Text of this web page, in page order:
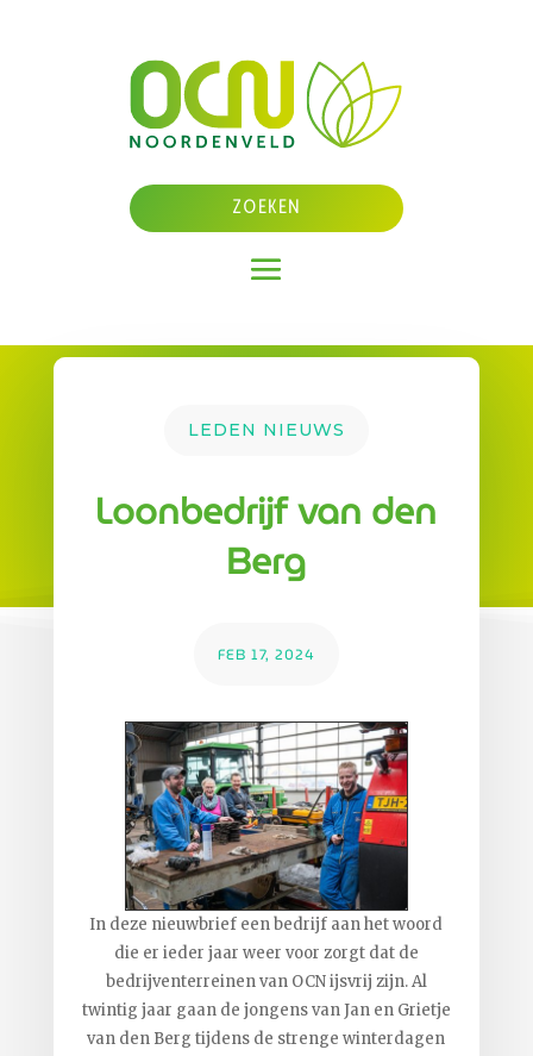
LEDEN NIEUWS
Loonbedrijf van den
Berg
FEB 17, 2024
In deze nieuwbrief een bedrijf aan het woord
die er ieder jaar weer voor zorgt dat de
bedrijventerreinen van OCN ijsvrij zijn. Al
twintig jaar gaan de jongens van Jan en Grietje
van den Berg tijdens de strenge winterdagen